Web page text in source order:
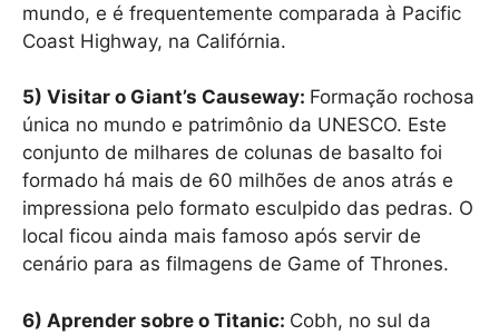
mundo, e é frequentemente comparada à Pacific
Coast Highway, na Califórnia.
5) Visitar o Giant’s Causeway: Formação rochosa
única no mundo e patrimônio da UNESCO. Este
conjunto de milhares de colunas de basalto foi
formado há mais de 60 milhões de anos atrás e
impressiona pelo formato esculpido das pedras. O
local ficou ainda mais famoso após servir de
cenário para as filmagens de Game of Thrones.
6) Aprender sobre o Titanic: Cobh, no sul da